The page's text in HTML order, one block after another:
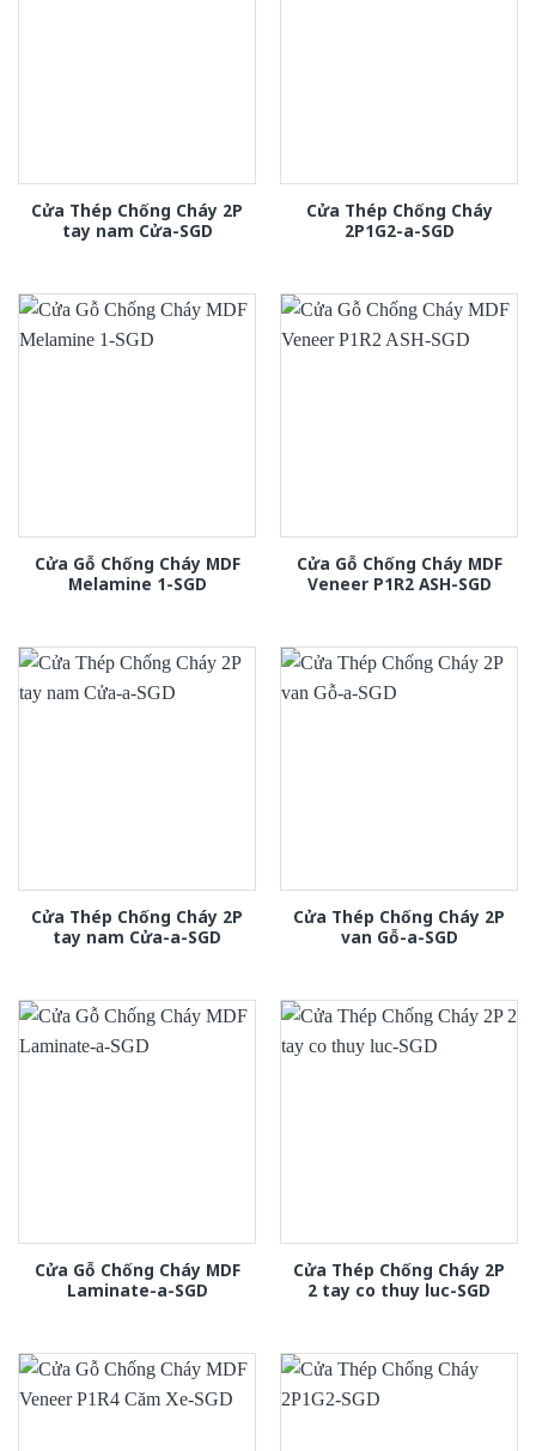
Cửa Thép Chống Cháy 2P
tay nam Cửa-SGD
Cửa Thép Chống Cháy
2P1G2-a-SGD
Cửa Gỗ Chống Cháy MDF
Melamine 1-SGD
Cửa Gỗ Chống Cháy MDF
Veneer P1R2 ASH-SGD
Cửa Thép Chống Cháy 2P
tay nam Cửa-a-SGD
Cửa Thép Chống Cháy 2P
van Gỗ-a-SGD
Cửa Gỗ Chống Cháy MDF
Laminate-a-SGD
Cửa Thép Chống Cháy 2P
2 tay co thuy luc-SGD